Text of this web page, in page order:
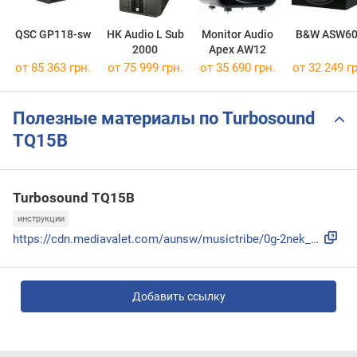
QSC GP118-sw
HK Audio L Sub
2000
Monitor Audio
Apex AW12
B&W
от 85 363 грн. от 75 999 грн. от 35 690 грн. от 32 249
Полезные материалы по Turbosound
TQ15B
Turbosound TQ15B
инструкции
https://cdn.mediavalet.com/aunsw/musictribe/0g-2nek_FkuiOKR...
Добавить ссылку